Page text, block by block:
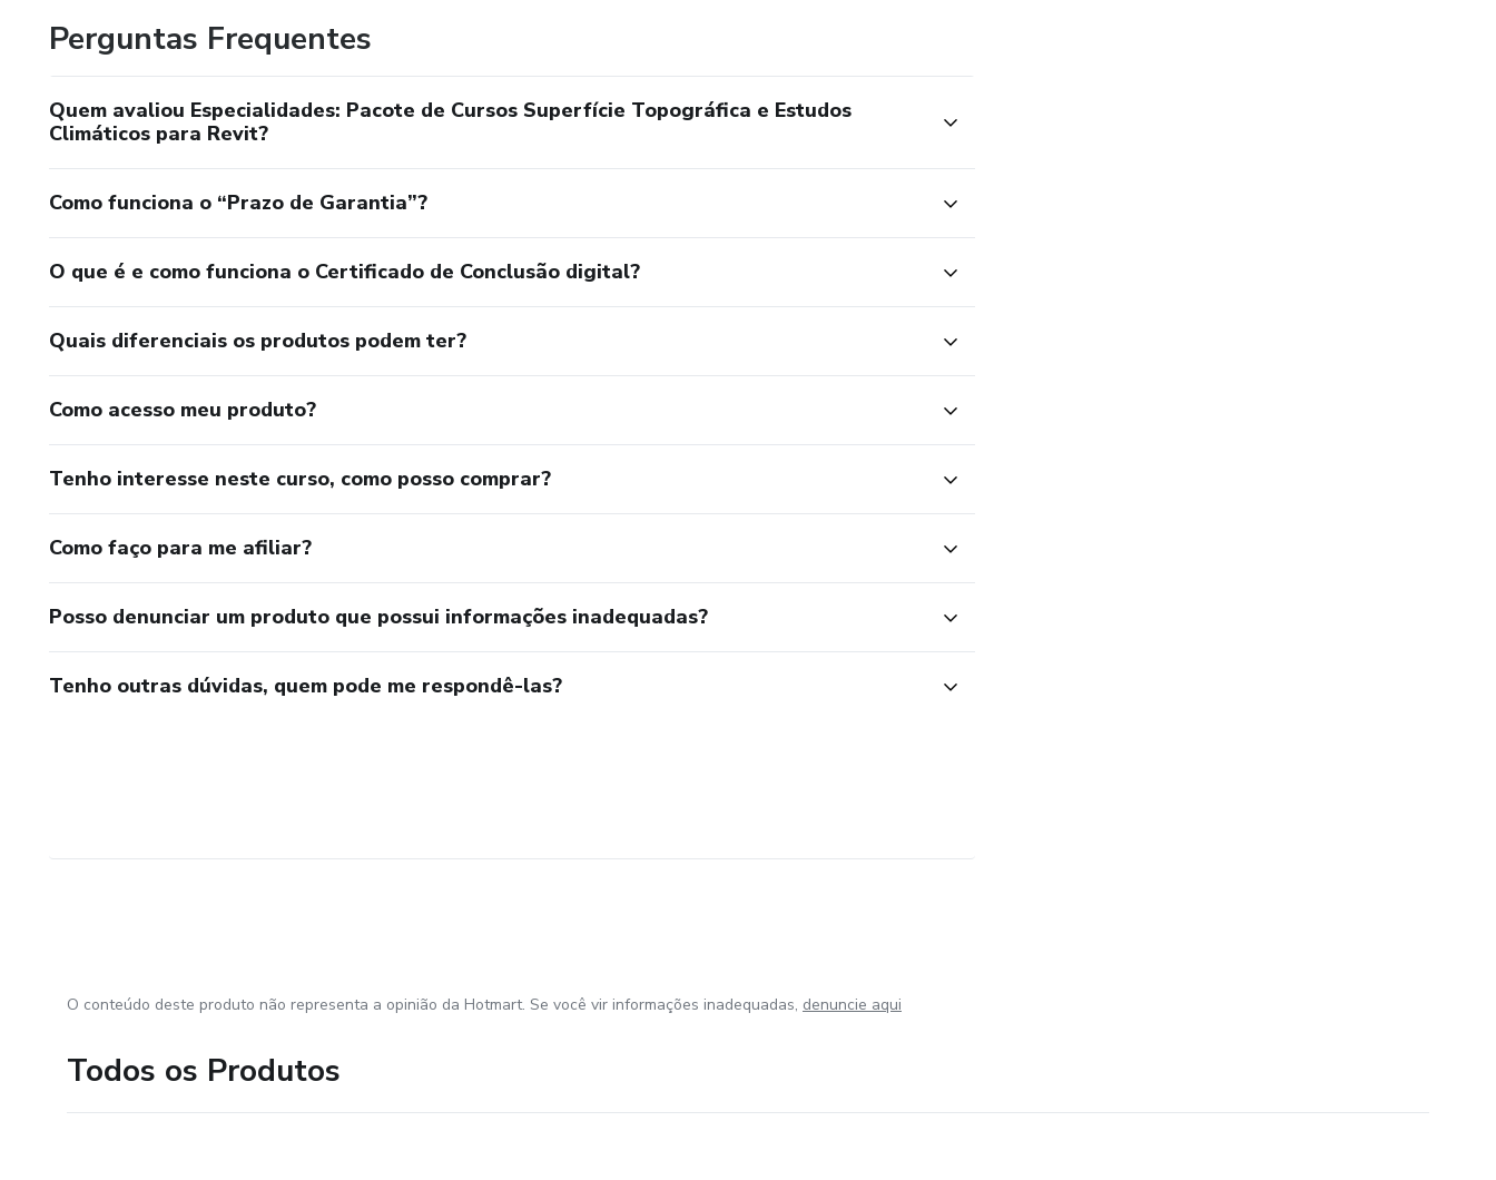
Perguntas Frequentes
Quem avaliou Especialidades: Pacote de Cursos Superfície Topográfica e Estudos
Climáticos para Revit?
Como funciona o “Prazo de Garantia”?
O que é e como funciona o Certificado de Conclusão digital?
Quais diferenciais os produtos podem ter?
Como acesso meu produto?
Tenho interesse neste curso, como posso comprar?
Como faço para me afiliar?
Posso denunciar um produto que possui informações inadequadas?
Tenho outras dúvidas, quem pode me respondê-las?
O conteúdo deste produto não representa a opinião da Hotmart. Se você vir informações inadequadas, denuncie aqui
Todos os Produtos